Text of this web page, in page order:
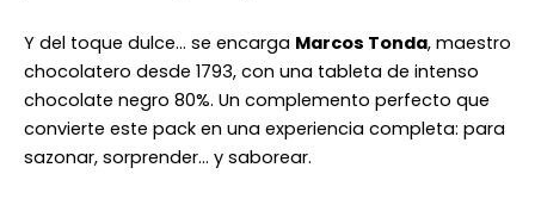
Y del toque dulce… se encarga Marcos Tonda, maestro
chocolatero desde 1793, con una tableta de intenso
chocolate negro 80%. Un complemento perfecto que
convierte este pack en una experiencia completa: para
sazonar, sorprender… y saborear.